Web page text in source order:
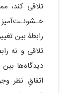
تلاقی کند،
رابطۀ بین
تلاقی و نه
دیدگاه‌ها
اتفاقِ نظر